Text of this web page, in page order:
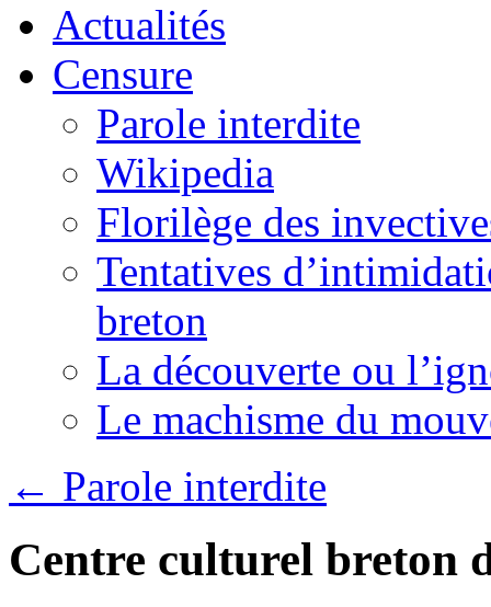
Actualités
Censure
Parole interdite
Wikipedia
Florilège des
Tentatives
breton
La découverte ou
Le machisme du
← Parole interdite
Centre culturel breton